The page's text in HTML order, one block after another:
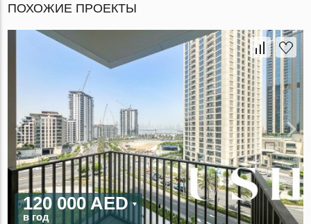
ПОХОЖИЕ ПРОЕКТЫ
120 000 AED
в год